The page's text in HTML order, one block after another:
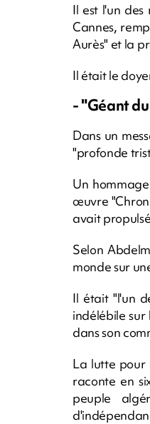
Il est l'un
Cannes,
Aurès" et la
Il était le
- "Géant
Dans un
"profonde
Un
œuvre
avait
Selon
monde sur
Il était "l'un
indélébile
dans son
La lutte pour
raconte en
peuple